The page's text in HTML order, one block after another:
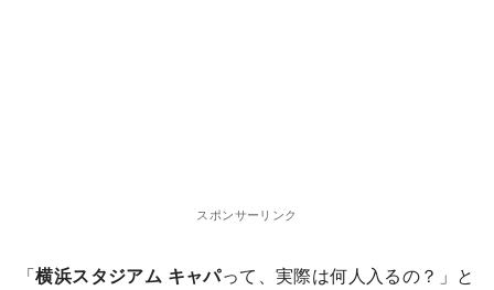
スポンサーリンク
「横浜スタジアム キャパって、実際は何人入るの？」と